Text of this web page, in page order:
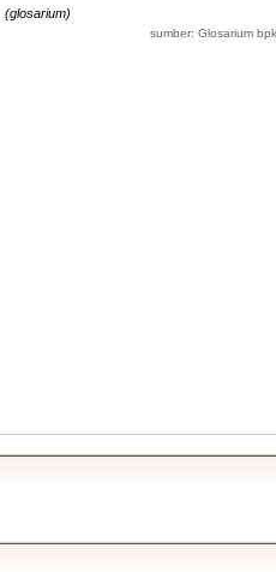
(glosarium)
sumber: Glosarium